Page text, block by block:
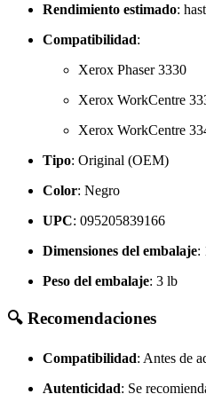
Rendimiento estimado:
Compatibilidad:
Xerox Phaser 3330
Xerox WorkCentre
Xerox WorkCentre
Tipo: Original (OEM)
Color: Negro
UPC: 095205839166
Dimensiones del embalaje:
Peso del embalaje: 3 lb
🔍 Recomendaciones
Compatibilidad: Antes de
Autenticidad: Se